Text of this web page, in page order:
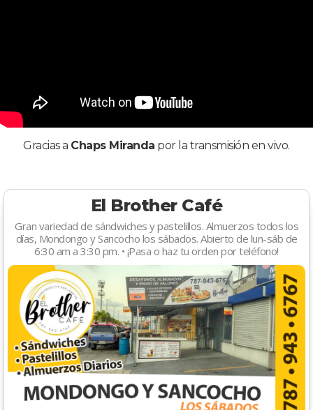
Gracias a Chaps Miranda por la transmisión en vivo.
El Brother Café
Gran variedad de sándwiches y pastelillos. Almuerzos todos los
días, Mondongo y Sancocho los sábados. Abierto de lun-sáb de
6:30 am a 3:30 pm. • ¡Pasa o haz tu orden por teléfono!